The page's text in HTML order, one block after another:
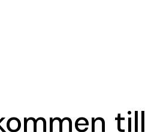
till